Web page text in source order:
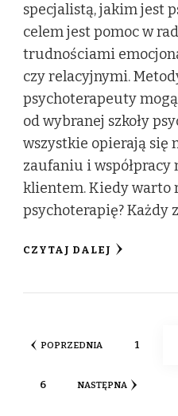
specjalistą, jakim jest
celem jest pomoc w
trudnościami
czy relacyjnymi.
psychoterapeuty
od wybranej szkoły
wszystkie opierają się
zaufaniu i
klientem. Kiedy warto
psychoterapię? Każdy
CZYTAJ DALEJ
POPRZEDNIA STRONA
1
STRONA
6 NASTĘPNA